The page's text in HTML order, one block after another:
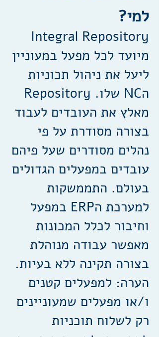
למי?
Integral Repository
מיועד לכל מפעל במעוניין
ליעל את ניהול תכוניות
הNC שלו. Repository
מאלץ את העובדים לעבוד
בצורה מסודרת על פי
נהלים מסודרים שעל פיהם
עובדים במפעלים הגדולים
בעולם. התממשקות
למערכת הERP במפעל
וחיבור לכלל המכונות
מאפשר עבודה מנוהלת
בצורה תקינה ללא בעיות.
הערה: למפעלים קטנים
ו/או מפעלים שמעוניינים
רק לשלוח תוכניות